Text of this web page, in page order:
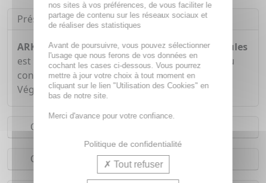
Présentation
ARKOPHARMA Charbon Végétal activé 80 gélules
est un complément alimentaire qui contribue au
confort digestif grâce à la présence de Charbon
Végétal.
Conseils d'utilisation
Composition
nos sites à vos préférences, de vous faciliter le
partage de contenu sur les réseaux sociaux et
de réaliser des statistiques
Avant de poursuivre, vous pouvez sélectionner
l'usage que nous ferons de vos données en
cochant les cases ci-dessous. Vous pourrez
mettre à jour votre choix à tout moment en
cliquant sur le lien "Utilisation des Cookies" en
bas de notre site.
Merci d'avance pour votre confiance.
Politique de confidentialité
Tout refuser